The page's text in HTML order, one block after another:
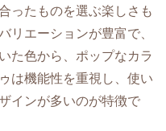
ったものを選ぶ楽しさも
リエーションが豊富で、
た色から、ポップなカラ
は機能性を重視し、使い
インが多いのが特徴で